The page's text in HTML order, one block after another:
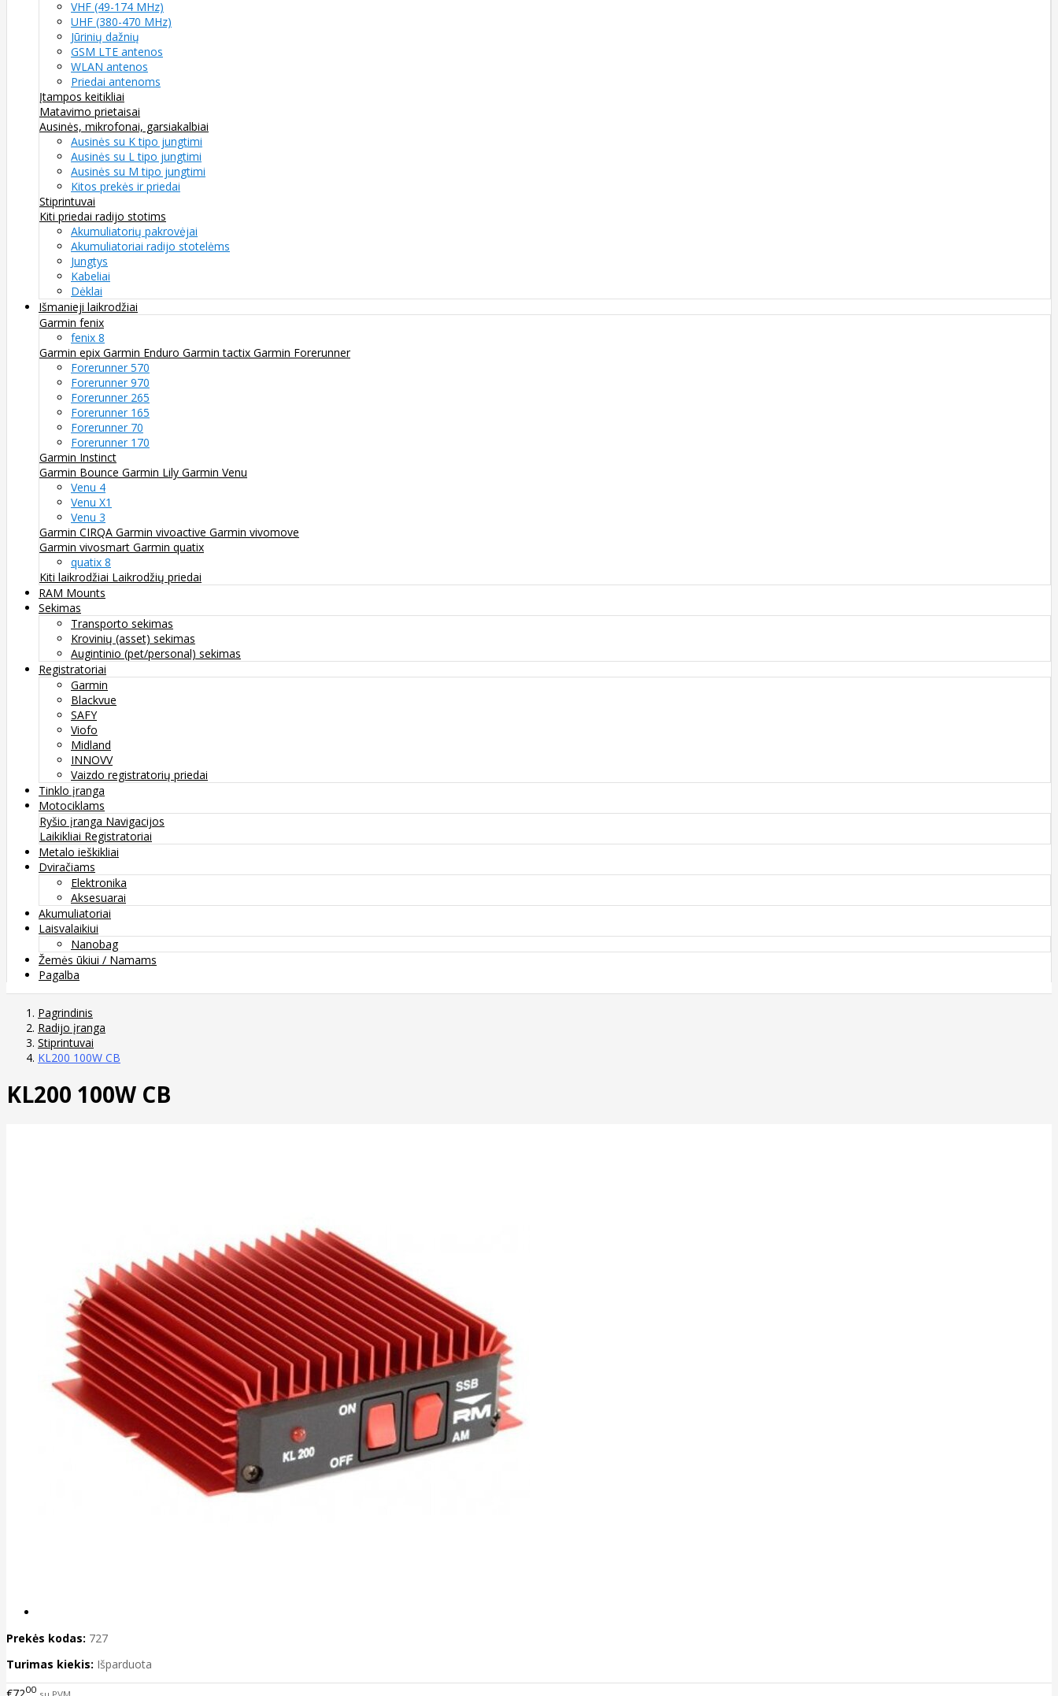
VHF (49-174 MHz)
UHF (380-470 MHz)
Jūrinių dažnių
GSM LTE antenos
WLAN antenos
Priedai antenoms
Įtampos keitikliai
Matavimo prietaisai
Ausinės, mikrofonai, garsiakalbiai
Ausinės su K tipo jungtimi
Ausinės su L tipo jungtimi
Ausinės su M tipo jungtimi
Kitos prekės ir priedai
Stiprintuvai
Kiti priedai radijo stotims
Akumuliatorių pakrovėjai
Akumuliatoriai radijo stotelėms
Jungtys
Kabeliai
Dėklai
Išmanieji laikrodžiai
Garmin fenix
fenix 8
Garmin epix Garmin Enduro Garmin tactix Garmin Forerunner
Forerunner 570
Forerunner 970
Forerunner 265
Forerunner 165
Forerunner 70
Forerunner 170
Garmin Instinct
Garmin Bounce Garmin Lily Garmin Venu
Venu 4
Venu X1
Venu 3
Garmin CIRQA Garmin vivoactive Garmin vivomove
Garmin vivosmart Garmin quatix
quatix 8
Kiti laikrodžiai Laikrodžių priedai
RAM Mounts
Sekimas
Transporto sekimas
Krovinių (asset) sekimas
Augintinio (pet/personal) sekimas
Registratoriai
Garmin
Blackvue
SAFY
Viofo
Midland
INNOVV
Vaizdo registratorių priedai
Tinklo įranga
Motociklams
Ryšio įranga Navigacijos
Laikikliai Registratoriai
Metalo ieškikliai
Dviračiams
Elektronika
Aksesuarai
Akumuliatoriai
Laisvalaikiui
Nanobag
Žemės ūkiui / Namams
Pagalba
Pagrindinis
Radijo įranga
Stiprintuvai
KL200 100W CB
KL200 100W CB
Prekės kodas: 727
Turimas kiekis: Išparduota
00